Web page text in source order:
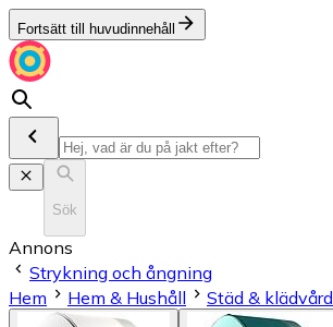
Fortsätt till huvudinnehåll
Sök
Annons
Strykning och ångning
Hem
Hem & Hushåll Städ & klädvård